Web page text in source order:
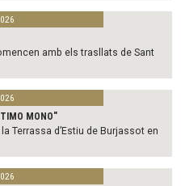
amb els trasllats de Sant
MONO"
Terrassa d’Estiu de Burjassot en